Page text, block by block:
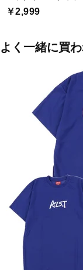
￥2,999
よく一緒に買